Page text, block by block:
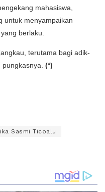
mahasiswa,
untuk menyampaikan
berlaku.
terutama bagi adik-
(*)
Sasmi Ticoalu